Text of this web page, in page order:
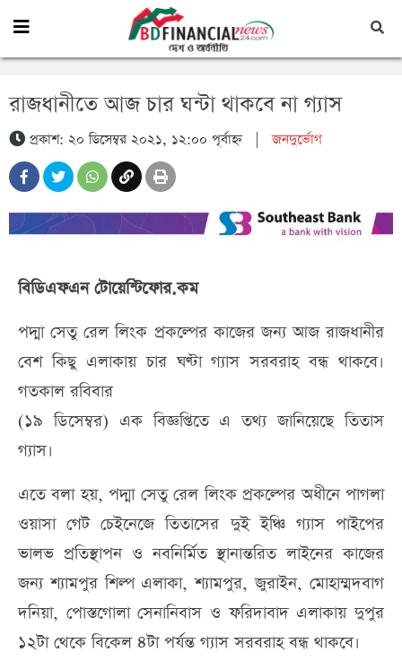
রাজধানীতে আজ চার ঘন্টা থাকবে না গ্যাস
প্রকাশ: ২০ ডিসেম্বর ২০২১, ১২:০০ পূর্বাহ্ন|জনদুর্ভোগ
বিডিএফএন টোয়েন্টিফোর.কম
পদ্মা সেতু রেল লিংক প্রকল্পের কাজের জন্য আজ রাজধানীর
বেশ কিছু এলাকায় চার ঘণ্টা গ্যাস সরবরাহ বন্ধ থাকবে।
গতকাল রবিবার
(১৯ ডিসেম্বর) এক বিজ্ঞপ্তিতে এ তথ্য জানিয়েছে তিতাস
গ্যাস।
এতে বলা হয়, পদ্মা সেতু রেল লিংক প্রকল্পের অধীনে পাগলা
ওয়াসা গেট চেইনেজে তিতাসের দুই ইঞ্চি গ্যাস পাইপের
ভালভ প্রতিস্থাপন ও নবনির্মিত স্থানান্তরিত লাইনের কাজের
জন্য শ্যামপুর শিল্প এলাকা, শ্যামপুর, জুরাইন, মোহাম্মদবাগ
দনিয়া, পোস্তগোলা সেনানিবাস ও ফরিদাবাদ এলাকায় দুপুর
১২টা থেকে বিকেল ৪টা পর্যন্ত গ্যাস সরবরাহ বন্ধ থাকবে।